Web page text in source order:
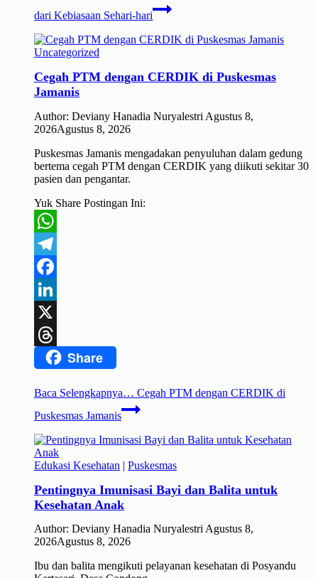
dari Kebiasaan Sehari-hari
Uncategorized
Cegah PTM dengan CERDIK di Puskesmas
Jamanis
Author: Deviany Hanadia Nuryalestri Agustus 8,
2026Agustus 8, 2026
Puskesmas Jamanis mengadakan penyuluhan dalam gedung
bertema cegah PTM dengan CERDIK yang diikuti sekitar 30
pasien dan pengantar.
Yuk Share Postingan Ini:
WhatsApp
Telegram
Facebook
LinkedIn
X
ThreadsShare
Baca Selengkapnya… Cegah PTM dengan CERDIK di
Puskesmas Jamanis
Edukasi Kesehatan | Puskesmas
Pentingnya Imunisasi Bayi dan Balita untuk
Kesehatan Anak
Author: Deviany Hanadia Nuryalestri Agustus 8,
2026Agustus 8, 2026
Ibu dan balita mengikuti pelayanan kesehatan di Posyandu